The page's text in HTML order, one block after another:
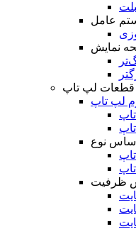
عامل
نمایش
قطعات لپ تاپ
لپ تاپ
نوع
ظرفیت